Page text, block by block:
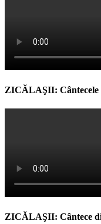
ZICĂLAŞII: Cântecele
ZICĂLAŞII: Cântece